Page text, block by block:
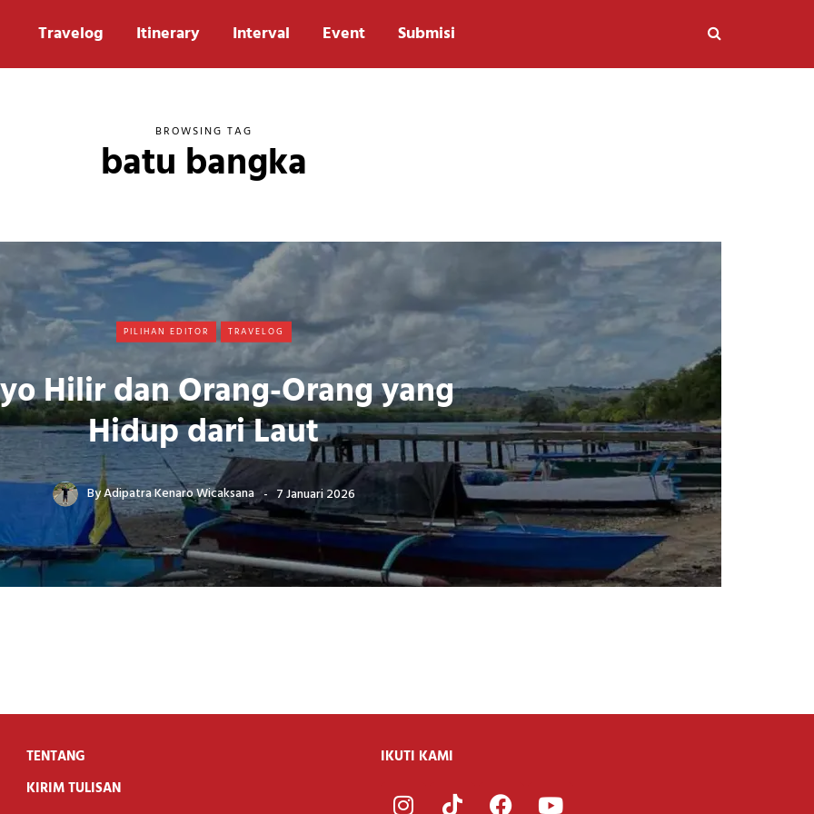
Travelog Itinerary Interval Event Submisi
BROWSING TAG
batu bangka
PILIHAN EDITOR TRAVELOG
Hilir dan Orang-Orang yang
Hidup dari Laut
ByAdipatra Kenaro Wicaksana 7 Januari 2026
TENTANG
KIRIM TULISAN
IKUTI KAMI